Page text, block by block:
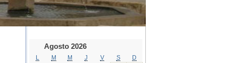
Agosto 2026
M M J V S
D